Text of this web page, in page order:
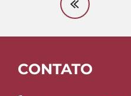
CONTATO